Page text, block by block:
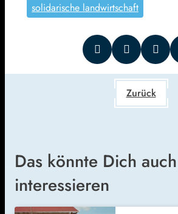
solidarische landwirtschaft
Zurück
Das könnte Dich auch
interessieren